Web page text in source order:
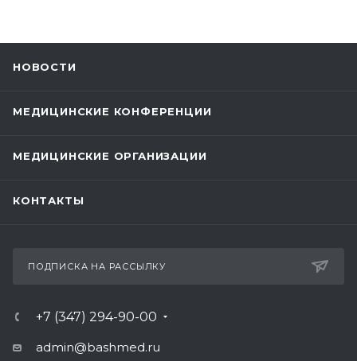
НОВОСТИ
МЕДИЦИНСКИЕ КОНФЕРЕНЦИИ
МЕДИЦИНСКИЕ ОРГАНИЗАЦИИ
КОНТАКТЫ
ПОДПИСКА НА РАССЫЛКУ
+7 (347) 294-90-00
admin@bashmed.ru